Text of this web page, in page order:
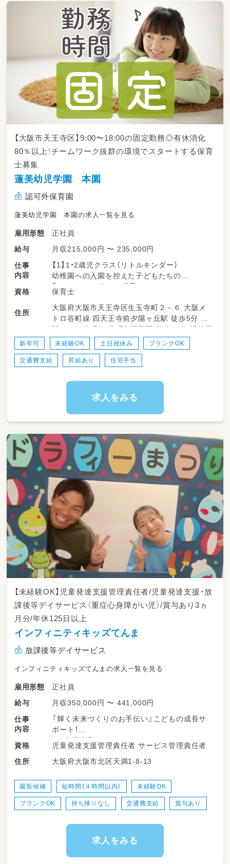
メインでクラスを引っ張る「担任の先生」が必ず
近くにいます。
指示に沿って優しく子どもたちをお手伝いでき
れば、専門知識がなくて大丈夫！
◆ 具体的な業務
子どもたちの安全な見守り
「できた！」を応援する食事や着替えのサポート
お散歩の付き添い（一緒に楽しく歩きます♪）
おもちゃの準備やお片付け、担任の先生のサポ
リトミックなどで元気に身体を動かす活気ある
クラスです。
「書類業務」は一切ありませんので、
できますよ！
クラブ」】
勤務時間：平日 14:15〜18:00
見守るお仕事（3〜5歳児対象）です！！
園内や館内を移動する場面も多いため、
声を掛け合い、チームワーク良く運営していま
す。
◆ 具体的な業務
安全に遊べているかの見守り
おやつタイムの準備や対応
同じ館内で行われる習い事（課外教室）への送迎
サポート
ただ楽しいだけでなく、集団生活としての「ルー
ルやメリハリ」を大切にしながら、
温かく見守ってくださる方を歓迎します。
す！
【大阪市天王寺区】9:00〜18:00の固定勤務◎有休消化
80％以上！チームワーク抜群の環境でスタートする保育
士募集
蓮美幼児学園 本園
認可外保育園
蓮美幼児学園 本園の求人一覧を見る
雇用形態
正社員
給与
月収215,000円 〜 235,000円
仕事
内容
【1】1・2歳児クラス（リトルキンダー）
幼稚園への入園を控えた子どもたちの
「はじめて」を支える保育です♪♪
リトミックや季節の制作、外遊びなど、毎日ワク
ワクする活動がいっぱい！
子どもたちの成長の瞬間にたくさん立ち会え
◆ 具体的には…
・主活動のサポート、子どもたちの見守り
・「できた！」を増やす、食事や着替えのお手伝い
・安心・安全に過ごせる環境づくり
★賑やかで笑顔の絶えないクラスなので、
にぴったりです。
【2】幼稚園児の延長保育（ディスカバリークラ
ブ）
3歳〜5歳児を対象とした、延長保育のお仕事
多い日には100名ほどの園児が集まる元気いっ
ぱいのクラス！
園内で行う習い事（課外教室）への移動をサポー
トするなど、
先生同士でバトンを繋ぎながらチームワーク良
く運営しています。
◆ 具体的には…
・園バスの添乗（※運転手は別にいますので、車
内での見守りをお願いします）
・室内遊び・外遊びのサポート
・習い事教室への送迎フォロー
・お迎えの対応、環境整備
★集団生活の中で「楽しむ時間」と「お片付けの
メリハリをつけつつ、子どもたちと温かく関わ
ってくださる方を求めています。
【労働条件通知書に基づく明示事項】
職務内容の変更の範囲：基本的にはありませ
ん。ただし業務上必要な場合、配置転換や職務
内容の変更を行うことがあります。
就業場所の変更の範囲：基本的にはありませ
ん。ただし業務上必要な場合、転居を伴わない
更することがあります。
資格 保育士
住所
大阪府大阪市天王寺区生玉寺町２－６ 大阪メ
トロ谷町線 四天王寺前夕陽ヶ丘駅 徒歩5分 大
阪メトロ谷町線 谷町九丁目駅 徒歩10分 近鉄難
波線 大阪上本町駅 徒歩15分
新卒可 未経験OK 土日祝休み ブランクOK
交通費支給 昇給あり 住宅手当
求人をみる
【未経験OK】児童発達支援管理責任者/児童発達支援・放
課後等デイサービス（重症心身障がい児）/賞与あり3ヵ
月分/年休125日以上
インフィニティキッズてんま
放課後等デイサービス
インフィニティキッズてんまの求人一覧を見る
雇用形態
正社員
給与
月収350,000円 〜 441,000円
仕事
内容
『輝く未来づくりのお手伝い』こどもの成長サ
ポート！
■お仕事内容
・児童発達支援管理責任者として施設の運営管
理補佐
・モニタリングやアセスメント
・職員の指導やフォロー
・管轄自治体とのやり取り
・保護者対応
・利用者獲得に向けての取り組み
資格
児童発達支援管理責任者 サービス管理責任者
住所
大阪府大阪市北区天満1-8-13
園長候補 短時間（４時間以内） 未経験OK
ブランクOK 持ち帰りなし 交通費支給 賞与あり
求人をみる